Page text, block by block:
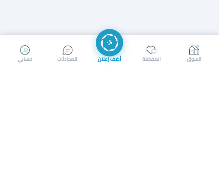
إرسال رسالة إجراء مكالمة
حسابي المحادثات أضف إعلان المفضلة السوق